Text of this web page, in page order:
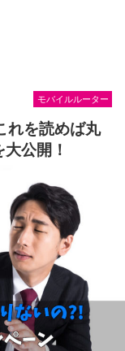
モバイルルーター
れを読めば丸
公開！